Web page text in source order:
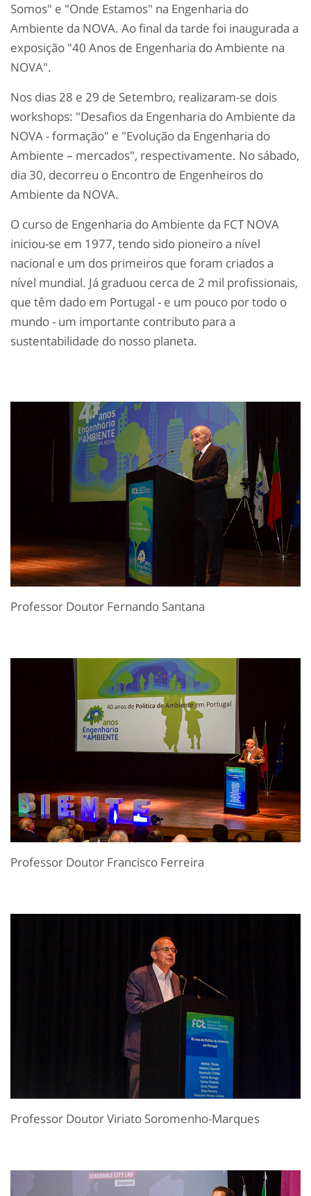
Somos" e "Onde Estamos" na Engenharia do
Ambiente da NOVA. Ao final da tarde foi inaugurada a
exposição "40 Anos de Engenharia do Ambiente na
NOVA".
Nos dias 28 e 29 de Setembro, realizaram-se dois
workshops: "Desafios da Engenharia do Ambiente da
NOVA - formação" e "Evolução da Engenharia do
Ambiente – mercados", respectivamente. No sábado,
dia 30, decorreu o Encontro de Engenheiros do
Ambiente da NOVA.
O curso de Engenharia do Ambiente da FCT NOVA
iniciou-se em 1977, tendo sido pioneiro a nível
nacional e um dos primeiros que foram criados a
nível mundial. Já graduou cerca de 2 mil profissionais,
que têm dado em Portugal - e um pouco por todo o
mundo - um importante contributo para a
sustentabilidade do nosso planeta.
Professor Doutor Fernando Santana
Professor Doutor Francisco Ferreira
Professor Doutor Viriato Soromenho-Marques